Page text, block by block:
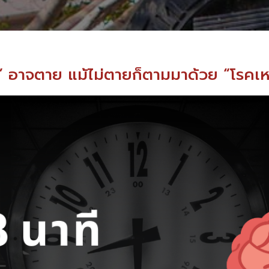
อาจตาย แม้ไม่ตายก็ตามมาด้วย “โรคเ